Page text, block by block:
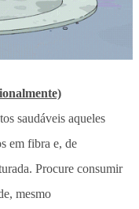
saudáveis aqueles
em fibra e, de
Procure consumir
mesmo